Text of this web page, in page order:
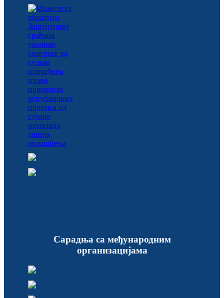
Сарадња са међународним
организацијама